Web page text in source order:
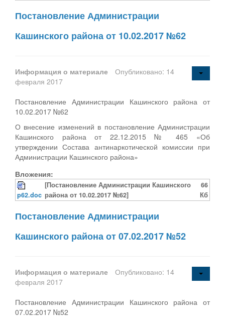
Постановление Администрации
Кашинского района от 10.02.2017 №62
Информация о материале
Опубликовано: 14
февраля 2017
Постановление Администрации Кашинского района от
10.02.2017 №62
О внесение изменений в постановление Администрации
Кашинского района от 22.12.2015 № 465 «Об
утверждении Состава антинаркотической комиссии при
Администрации Кашинского района»
Вложения:
p62.doc
[Постановление Администрации Кашинского
района от 10.02.2017 №62]
66
Кб
Постановление Администрации
Кашинского района от 07.02.2017 №52
Информация о материале
Опубликовано: 14
февраля 2017
Постановление Администрации Кашинского района от
07.02.2017 №52